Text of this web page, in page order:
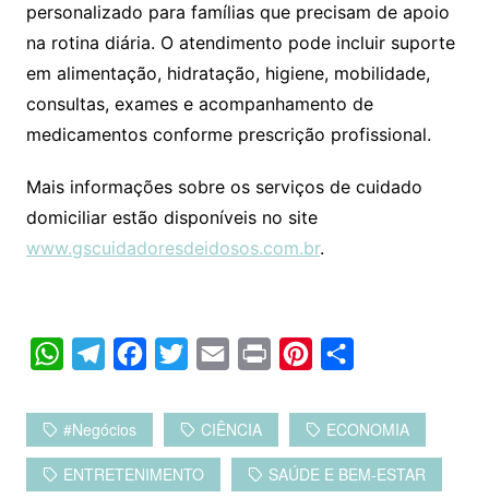
personalizado para famílias que precisam de apoio
na rotina diária. O atendimento pode incluir suporte
em alimentação, hidratação, higiene, mobilidade,
consultas, exames e acompanhamento de
medicamentos conforme prescrição profissional.
Mais informações sobre os serviços de cuidado
domiciliar estão disponíveis no site
www.gscuidadoresdeidosos.com.br.
W
a
t
s
l
e
g
c
e
b
i
t
t
a
i
i
n
t
n
t
e
m
p
a
#negócios CIÊNCIA ECONOMIA
ENTRETENIMENTO SAÚDE E BEM-ESTAR